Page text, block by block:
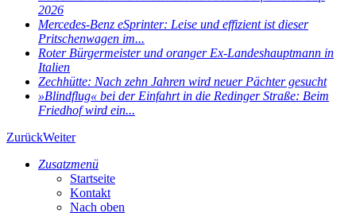
2026
Mercedes-Benz eSprinter: Leise und effizient ist dieser
Pritschenwagen im...
Roter Bürgermeister und oranger Ex-Landeshauptmann in
Italien
Zechhütte: Nach zehn Jahren wird neuer Pächter gesucht
»Blindflug« bei der Einfahrt in die Redinger Straße: Beim
Friedhof wird ein...
ZurückWeiter
Zusatzmenü
Startseite
Kontakt
Nach oben